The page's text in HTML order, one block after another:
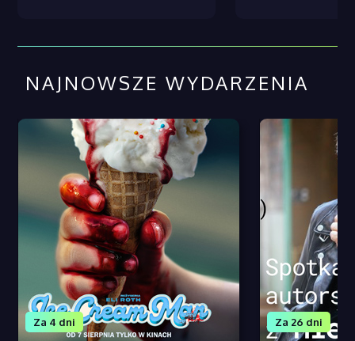
NAJNOWSZE WYDARZENIA
Za 4 dni Za 26 dni